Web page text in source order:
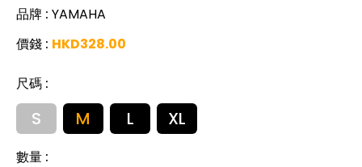
品牌 : YAMAHA
價錢 : HKD328.00
數量 :
尺碼 :
S M L XL